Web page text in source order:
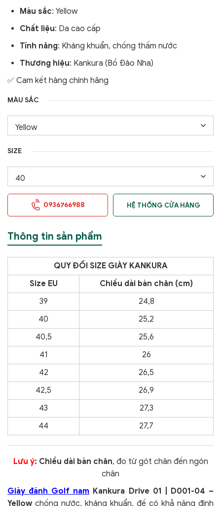
Màu sắc: Yellow
Chất liệu: Da cao cấp
Tính năng: Kháng khuẩn, chống thấm nước
Thương hiệu: Kankura (Bồ Đào Nha)
✅ Cam kết hàng chính hãng
MÀU SẮC
SIZE
0936766988 HỆ THỐNG CỬA HÀNG
Thông tin sản phẩm
QUY ĐỔI SIZE GIÀY KANKURA
Size EU
Chiều dài bàn chân (cm)
39
24,8
40
25,2
40,5
25,6
41
26
42
26,5
42,5
26,9
43
27,3
44
27,7
Lưu ý: Chiều dài bàn chân, đo từ gót chân đến ngón
chân
Giày đánh Golf nam Kankura Drive 01 | D001-04 –
Yellow chống nước, kháng khuẩn, đế có khả năng định